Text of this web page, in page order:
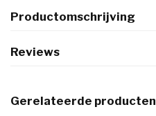
Productomschrijving
Reviews
Gerelateerde producten